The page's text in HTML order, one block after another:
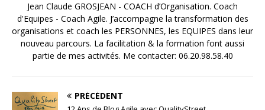
Jean Claude GROSJEAN - COACH d’Organisation. Coach
d'Equipes - Coach Agile. J’accompagne la transformation des
organisations et coach les PERSONNES, les EQUIPES dans leur
nouveau parcours. La facilitation & la formation font aussi
partie de mes activités. Me contacter: 06.20.98.58.40
PRÉCÉDENT